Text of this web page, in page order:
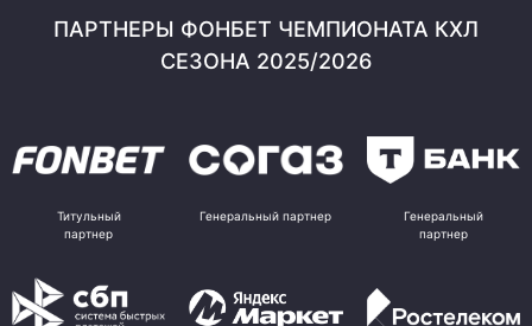
ПАРТНЕРЫ ФОНБЕТ ЧЕМПИОНАТА КХЛ
СЕЗОНА 2025/2026
Титульный
партнер
Генеральный партнер
Генеральный
партнер